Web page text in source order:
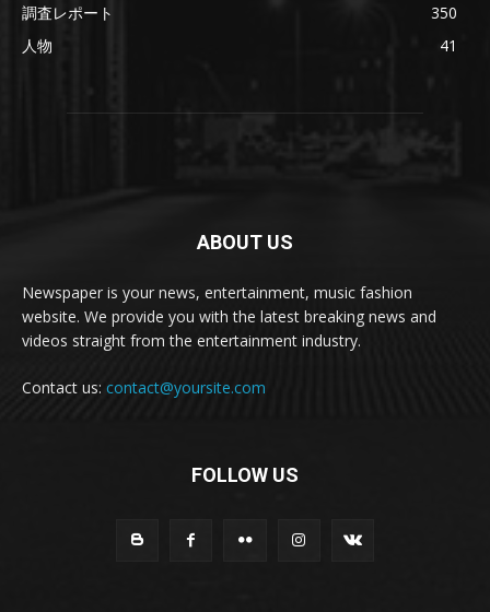
調査レポート
350
人物
41
ABOUT US
Newspaper is your news, entertainment, music fashion
website. We provide you with the latest breaking news and
videos straight from the entertainment industry.
Contact us: contact@yoursite.com
FOLLOW US